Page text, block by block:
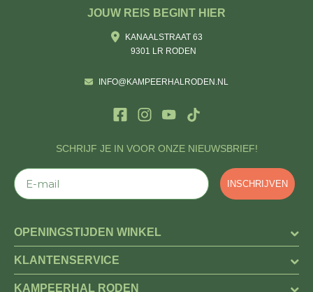
SCHRIJF JE IN VOOR ONZE NIEUWSBRIEF!
E-mail
INSCHRIJVEN
JOUW REIS BEGINT HIER
KANAALSTRAAT 63
9301 LR RODEN
INFO@KAMPEERHALRODEN.NL
OPENINGSTIJDEN WINKEL
KLANTENSERVICE
KAMPEERHAL RODEN